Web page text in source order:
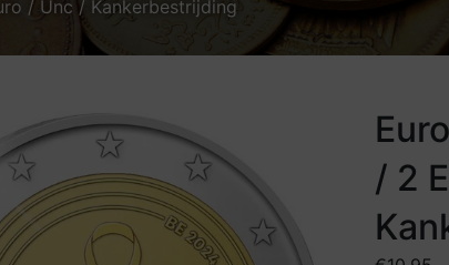
/ Unc / Kankerbestrijding
/ 2